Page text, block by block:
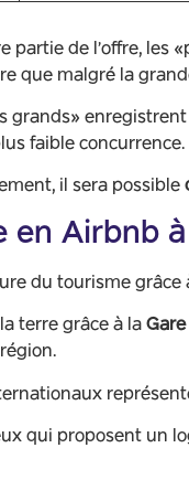
partie de l’offre,
que malgré la
grands»
faible concurrence.
il sera possible
en Airbnb
du tourisme
terre grâce à la
qui proposent un